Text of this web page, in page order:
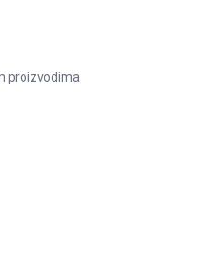
proizvodima